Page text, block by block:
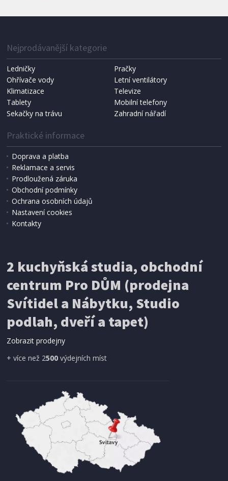
Nejprodávanější kategorie
Ledničky
Pračky
Ohřívače vody
Letní ventilátory
Klimatizace
Televize
Tablety
Mobilní telefony
Sekačky na trávu
Zahradní nářadí
Praktické informace
Doprava a platba
Reklamace a servis
Prodloužená záruka
Obchodní podmínky
Ochrana osobních údajů
Nastavení cookies
Kontakty
2 kuchyňská studia, obchodní
centrum Pro DŮM (prodejna
Svítidel a Nábytku, Studio
podlah, dveří a tapet)
Zobrazit prodejny
+ více než 2500 výdejních míst